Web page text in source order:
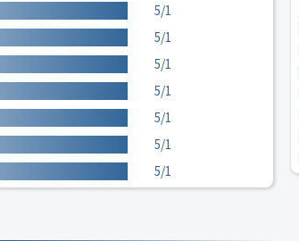
5/1
5/1
5/1
5/1
5/1
5/1
5/1